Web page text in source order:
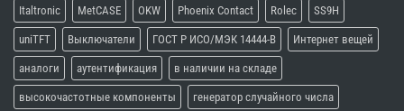
Italtronic MetCASE OKW Phoenix Contact Rolec SS9H
uniTFT Выключатели ГОСТ Р ИСО/МЭК 14444-В Интернет вещей
аналоги аутентификация в наличии на складе
высокочастотные компоненты генератор случайного числа